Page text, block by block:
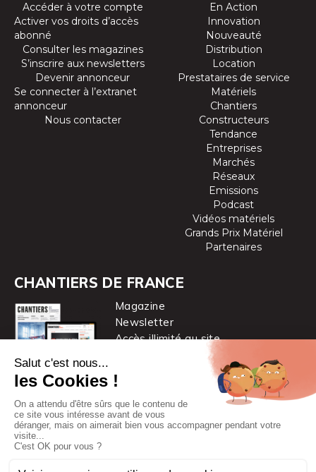
Accéder à votre compte
Activer vos droits d’accès
abonné
Consulter les magazines
S’inscrire aux newsletters
Devenir annonceur
Se connecter à l’extranet
annonceur
Nous contacter
En Action
Innovation
Nouveauté
Distribution
Location
Prestataires de service
Matériels
Chantiers
Constructeurs
Tendance
Entreprises
Marchés
Réseaux
Emissions
Podcast
Vidéos matériels
Grands Prix Matériel
Partenaires
CHANTIERS DE FRANCE
Magazine
Newsletter
Accès illimité au site
Chantiers de France est une marque